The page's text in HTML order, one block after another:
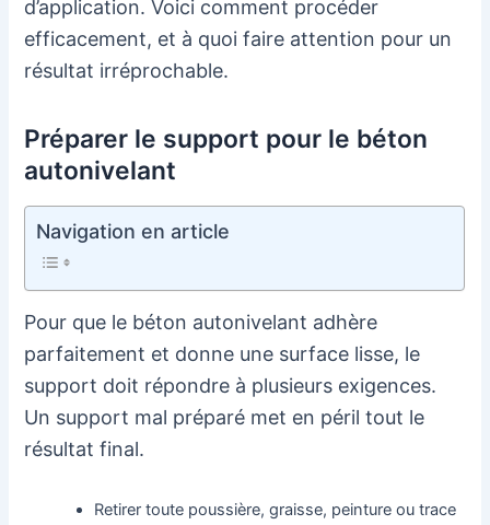
d’application. Voici comment procéder
efficacement, et à quoi faire attention pour un
résultat irréprochable.
Préparer le support pour le béton
autonivelant
Navigation en article
Pour que le béton autonivelant adhère
parfaitement et donne une surface lisse, le
support doit répondre à plusieurs exigences.
Un support mal préparé met en péril tout le
résultat final.
Retirer toute poussière, graisse, peinture ou trace